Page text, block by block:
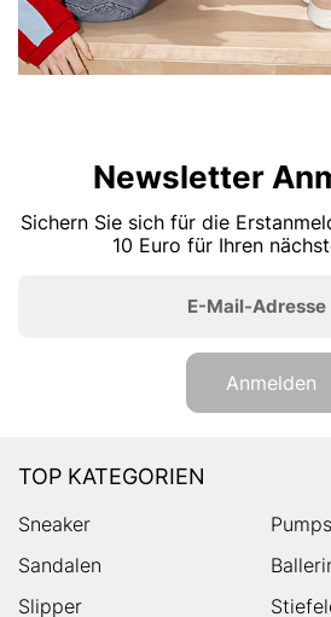
Newsletter
Sichern Sie sich für die
10 Euro für Ihren
E-Mail-Adresse
Anmelden
TOP KATEGORIEN
Sneaker
Pumps
Sandalen
Slipper